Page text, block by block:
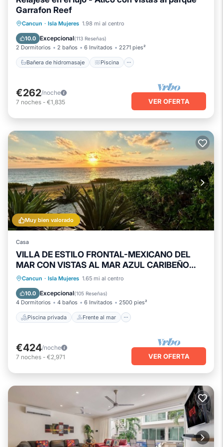
Garrafon Reef
Cancun · Isla Mujeres 1.98 mi al centro
10.0 Excepcional(113 Reseñas)
2 Dormitorios 2 baños 6 Invitados 2271 pies²
Bañera de hidromasaje Piscina
Bañera de hidromasaje
Vista al mar
Balcón/Terraza
€262/noche
7 noches - €1,835 VER OFERTA
Muy bien valorado
Casa
VILLA DE ESTILO FRONTAL-MEXICANO DEL
MAR CON VISTAS AL MAR AZUL CARIBEÑO
CON PISCINA
Cancun · Isla Mujeres 1.65 mi al centro
10.0 Excepcional(105 Reseñas)
4 Dormitorios 4 baños 6 Invitados 2500 pies²
Piscina privada Frente al mar
Piscina privada
Frente al mar
Piscina
Vista al mar
€424/noche
7 noches - €2,971 VER OFERTA